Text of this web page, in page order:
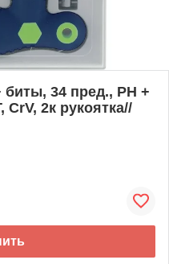
34 пред., PH +
CrV, 2к рукоятка//